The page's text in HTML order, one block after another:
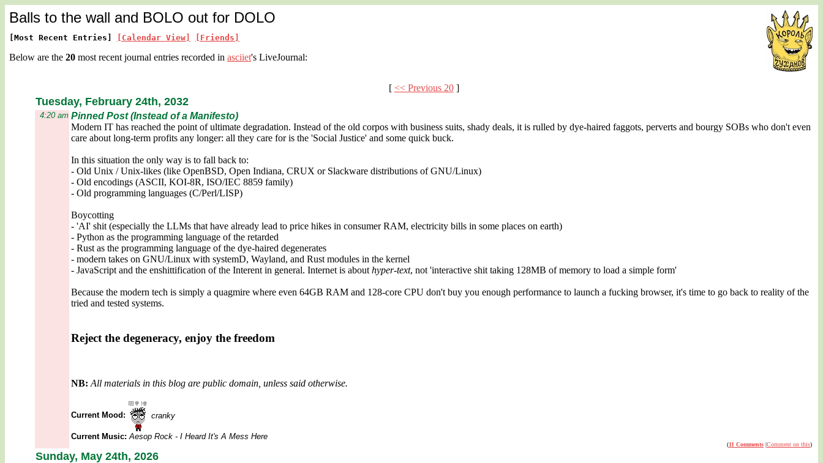
Balls to the wall and BOLO out for DOLO
[Most Recent Entries] [Calendar View] [Friends]
Below are the 20 most recent journal entries recorded in asciiet's LiveJournal:
[ << Previous 20]
Tuesday, February 24th, 2032
4:20 am Pinned Post (Instead of a Manifesto)
Modern IT has reached the point of ultimate degradation. Instead of the old corpos with business suits, shady deals, it is rulled by dye-haired faggots, perverts and bourgy SOBs who don't even
care about long-term profits any longer: all they care for is the 'Social Justice' and some quick buck.
In this situation the only way is to fall back to:
- Old Unix / Unix-likes (like OpenBSD, Open Indiana, CRUX or Slackware distributions of GNU/Linux)
- Old encodings (ASCII, KOI-8R, ISO/IEC 8859 family)
- Old programming languages (C/Perl/LISP)
Boycotting
- 'AI' shit (especially the LLMs that have already lead to price hikes in consumer RAM, electricity bills in some places on earth)
- Python as the programming language of the retarded
- Rust as the programming language of the dye-haired degenerates
- modern takes on GNU/Linux with systemD, Wayland, and Rust modules in the kernel
- JavaScript and the enshittification of the Interent in general. Internet is about hyper-text, not 'interactive shit taking 128MB of memory to load a simple form'
Because the modern tech is simply a quagmire where even 64GB RAM and 128-core CPU don't buy you enough performance to launch a fucking browser, it's time to go back to reality of the
tried and tested systems.
Reject the degeneracy, enjoy the freedom
NB: All materials in this blog are public domain, unless said otherwise.
Current Mood: cranky
Current Music: Aesop Rock - I Heard It's A Mess Here
(11 Comments Comment on this)
Sunday, May 24th, 2026